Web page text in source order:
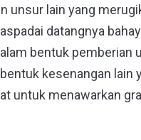
unsur lain yang
datangnya
bentuk pemberian
kesenangan lain
untuk menawarkan